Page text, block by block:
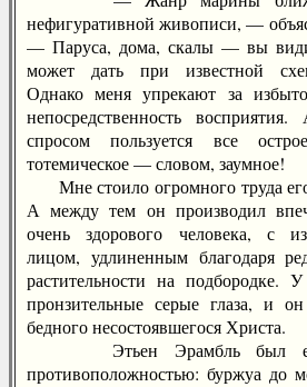
нефигуративной живописи, —
— Паруса, дома, скалы — вы
может дать при известной
Однако меня упрекают за
непосредственность
спросом пользуется все
тотемическое — словом, заумное!
Мне стоило огромного труда
А между тем он производил
очень здорового человека, с
лицом, удлиненным благодаря
растительности на подбородке.
пронзительные серые глаза, и
бедного несостоявшегося Христа.
Этьен Эрамбль был
противоположностью: буржуа до